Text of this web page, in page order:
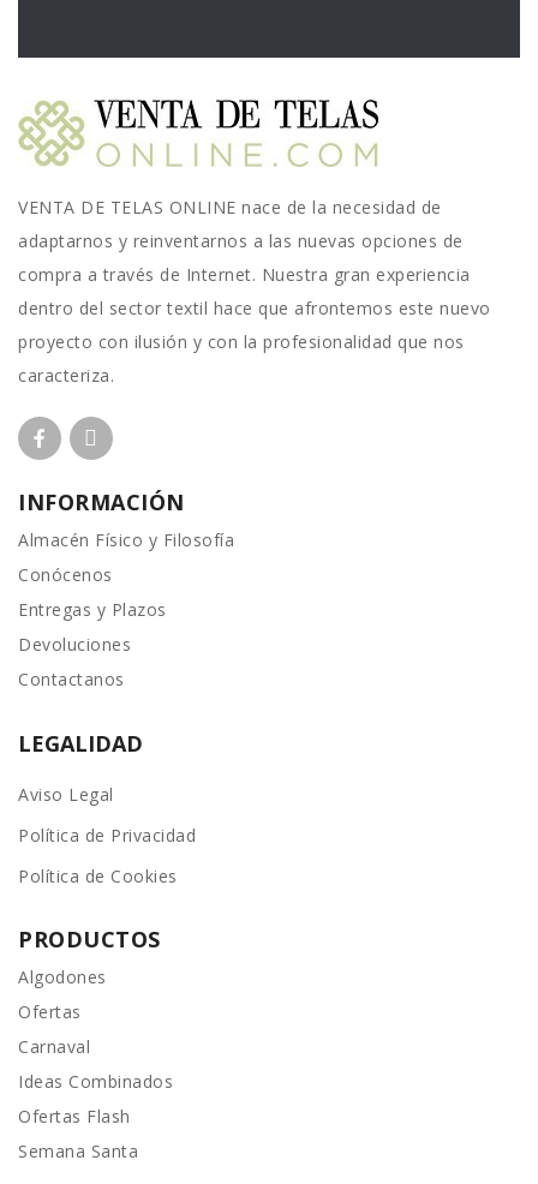
VENTA DE TELAS ONLINE nace de la necesidad de
adaptarnos y reinventarnos a las nuevas opciones de
compra a través de Internet. Nuestra gran experiencia
dentro del sector textil hace que afrontemos este nuevo
proyecto con ilusión y con la profesionalidad que nos
caracteriza.
INFORMACIÓN
Almacén Físico y Filosofía
Conócenos
Entregas y Plazos
Devoluciones
Contactanos
LEGALIDAD
Aviso Legal
Política de Privacidad
Política de Cookies
PRODUCTOS
Algodones
Ofertas
Carnaval
Ideas Combinados
Ofertas Flash
Semana Santa